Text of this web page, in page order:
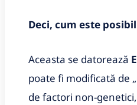
Deci, cum este
Aceasta se datorează
poate fi modificată de
de factori non-